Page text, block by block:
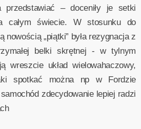
– doceniły je setki
całym świecie. W stosunku do
nowością „piątki” była rezygnacja z
belki skrętnej - w tylnym
wreszcie układ wielowahaczowy,
spotkać można np w Fordzie
zdecydowanie lepiej radzi